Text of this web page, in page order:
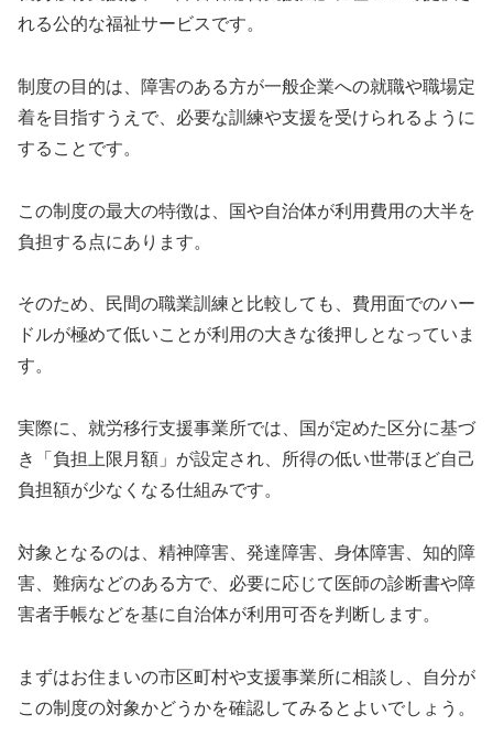
れる公的な福祉サービスです。
制度の目的は、障害のある方が一般企業への就職や職場定
着を目指すうえで、必要な訓練や支援を受けられるように
することです。
この制度の最大の特徴は、国や自治体が利用費用の大半を
負担する点にあります。
そのため、民間の職業訓練と比較しても、費用面でのハー
ドルが極めて低いことが利用の大きな後押しとなっていま
す。
実際に、就労移行支援事業所では、国が定めた区分に基づ
き「負担上限月額」が設定され、所得の低い世帯ほど自己
負担額が少なくなる仕組みです。
対象となるのは、精神障害、発達障害、身体障害、知的障
害、難病などのある方で、必要に応じて医師の診断書や障
害者手帳などを基に自治体が利用可否を判断します。
まずはお住まいの市区町村や支援事業所に相談し、自分が
この制度の対象かどうかを確認してみるとよいでしょう。